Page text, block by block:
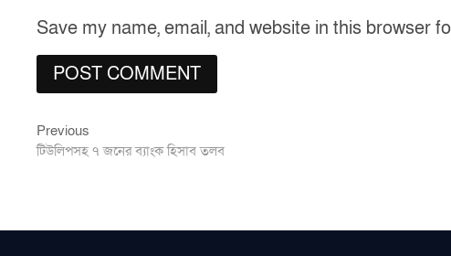
Save my name, email, and website in this browser
Post
Previous
post:
টিউলিপসহ ৭ জনের ব্যাংক হিসাব তলব